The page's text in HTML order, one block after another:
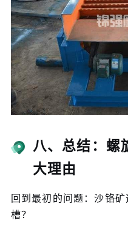
八、总结：螺
大理由
回到最初的问题：沙铬
槽？